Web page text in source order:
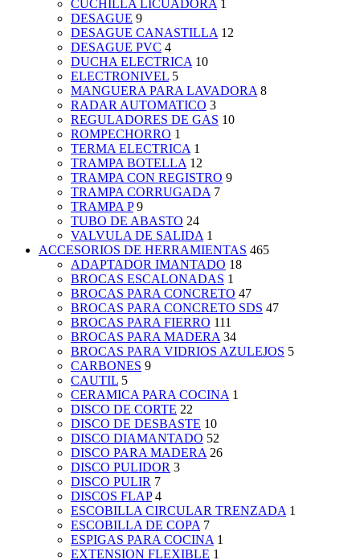
CUCHILLA LICUADORA 1
DESAGUE 9
DESAGUE CANASTILLA 12
DESAGUE PVC 4
DUCHA ELECTRICA 10
ELECTRONIVEL 5
MANGUERA PARA LAVADORA 8
RADAR AUTOMATICO 3
REGULADORES DE GAS 10
ROMPECHORRO 1
TERMA ELECTRICA 1
TRAMPA BOTELLA 12
TRAMPA CON REGISTRO 9
TRAMPA CORRUGADA 7
TRAMPA P 9
TUBO DE ABASTO 24
VALVULA DE SALIDA 1
ACCESORIOS DE HERRAMIENTAS 465
ADAPTADOR IMANTADO 18
BROCAS ESCALONADAS 1
BROCAS PARA CONCRETO 47
BROCAS PARA CONCRETO SDS 47
BROCAS PARA FIERRO 111
BROCAS PARA MADERA 34
BROCAS PARA VIDRIOS AZULEJOS 5
CARBONES 9
CAUTIL 5
CERAMICA PARA COCINA 1
DISCO DE CORTE 22
DISCO DE DESBASTE 10
DISCO DIAMANTADO 52
DISCO PARA MADERA 26
DISCO PULIDOR 3
DISCO PULIR 7
DISCOS FLAP 4
ESCOBILLA CIRCULAR TRENZADA 1
ESCOBILLA DE COPA 7
ESPIGAS PARA COCINA 1
EXTENSION FLEXIBLE 1